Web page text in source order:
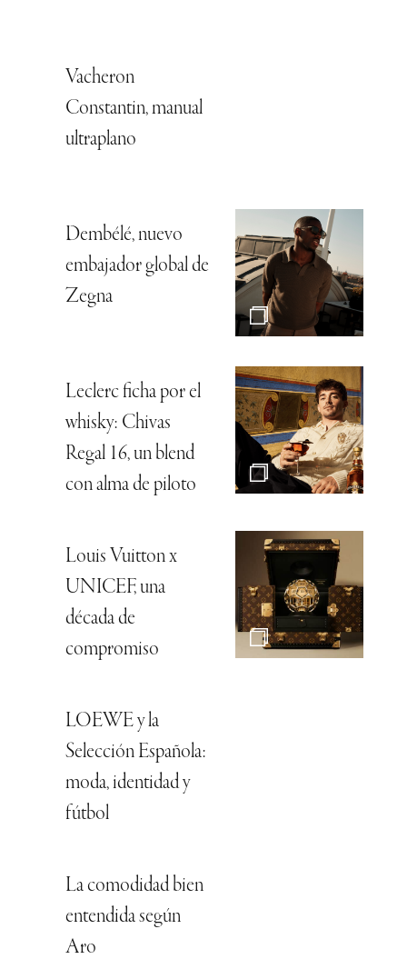
Vacheron
Constantin, manual
ultraplano
Dembélé, nuevo
embajador global de
Zegna
Leclerc ficha por el
whisky: Chivas
Regal 16, un blend
con alma de piloto
Louis Vuitton x
UNICEF, una
década de
compromiso
LOEWE y la
Selección Española:
moda, identidad y
fútbol
La comodidad bien
entendida según
Aro